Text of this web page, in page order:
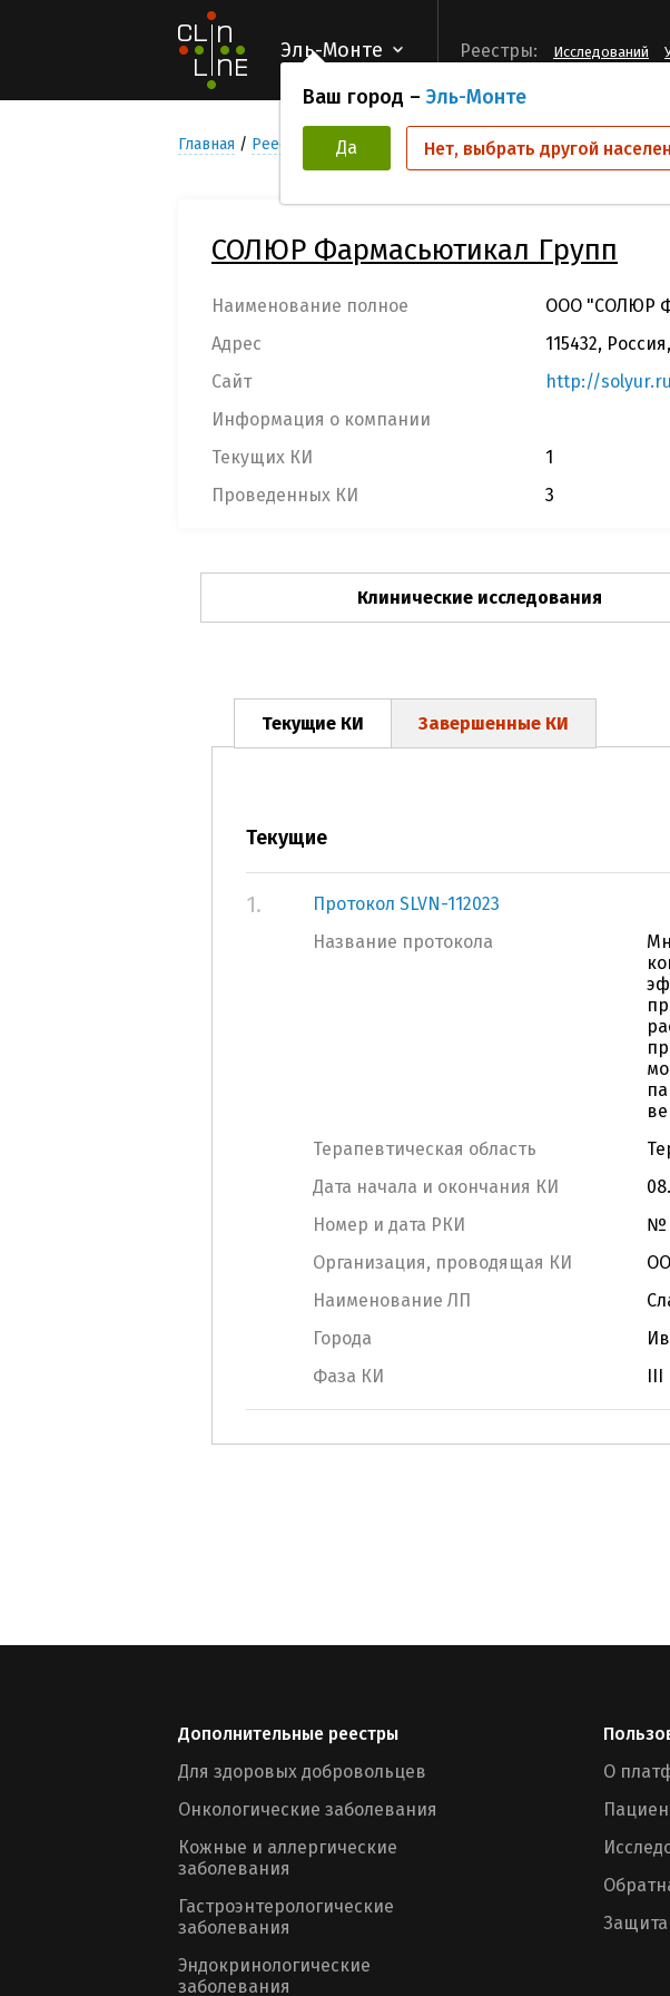
Эль-Монте
Ваш город – Эль-Монте
Да Нет, выбрать другой
Реестры: Исследований
Главная Реестр компаний организаторов КИО ООО "СОЛЮР
СОЛЮР Фармасьютикал Групп
Наименование полное
ООО "СОЛЮР
Адрес
115432,
Сайт
http://
Информация о компании
Текущих КИ
1
Проведенных КИ
3
Клинические исследования
Текущие КИ Завершенные КИ
Текущие
1.
Протокол SLVN-112023
Название протокола
Терапевтическая область
Дата начала и окончания КИ
Номер и дата РКИ
№
Организация, проводящая КИ
Наименование ЛП
Города
Фаза КИ
III
Дополнительные реестры
Для здоровых добровольцев
Онкологические заболевания
Кожные и аллергические
заболевания
Гастроэнтерологические
заболевания
Эндокринологические
заболевания
О